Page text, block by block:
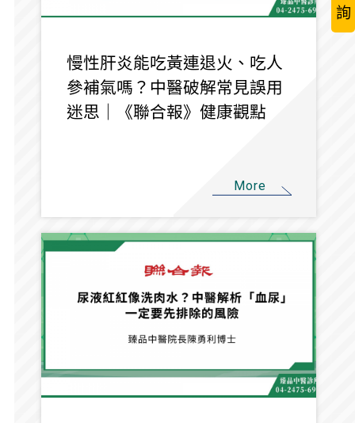
詢
慢性肝炎能吃黃連退火、吃人
參補氣嗎？中醫破解常見誤用
迷思｜《聯合報》健康觀點
More